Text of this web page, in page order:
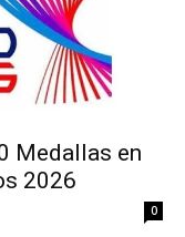
Medallas en
2026
0